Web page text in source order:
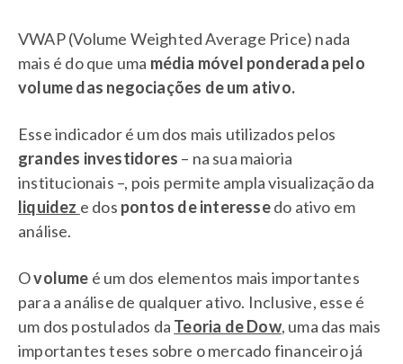
VWAP (Volume Weighted Average Price) nada
mais é do que uma média móvel ponderada pelo
volume das negociações de um ativo.
Esse indicador é um dos mais utilizados pelos
grandes investidores – na sua maioria
institucionais –, pois permite ampla visualização da
liquidez e dos pontos de interessedo ativo em
análise.
Ovolume é um dos elementos mais importantes
para a análise de qualquer ativo. Inclusive, esse é
um dos postulados da Teoria de Dow, uma das mais
importantes teses sobre o mercado financeiro já